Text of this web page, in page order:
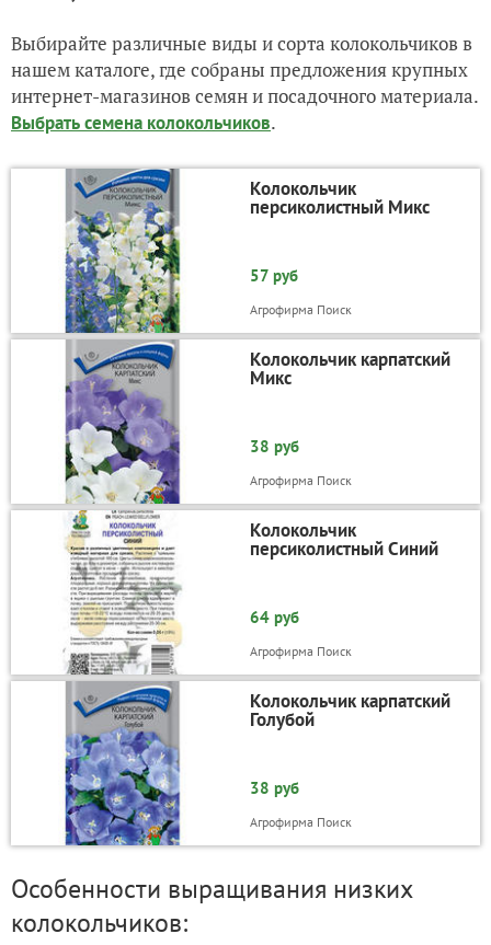
Выбирайте различные виды и сорта колокольчиков в
нашем каталоге, где собраны предложения крупных
интернет-магазинов семян и посадочного материала.
Выбрать семена колокольчиков.
Колокольчик
персиколистный Микс
57 руб
Агрофирма Поиск
Колокольчик карпатский
Микс
38 руб
Агрофирма Поиск
Колокольчик
персиколистный Синий
64 руб
Агрофирма Поиск
Колокольчик карпатский
Голубой
38 руб
Агрофирма Поиск
Особенности выращивания низких
колокольчиков: